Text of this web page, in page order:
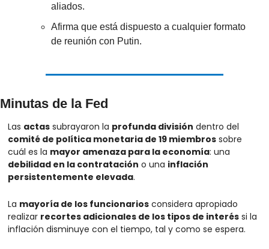
aliados.
Afirma que está dispuesto a cualquier formato
de reunión con Putin.
Minutas de la Fed
Las actas subrayaron la profunda división
comité de política monetaria de 19 miembros sobre
cuál es la mayor amenaza para la economía
debilidad en la contratación o una inflación
persistentemente elevada.
La mayoría de los funcionarios considera apropiado
realizar recortes adicionales de los tipos de interés si la
inflación disminuye con el tiempo, tal y como se espera.